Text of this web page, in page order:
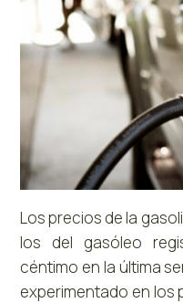
Los precios de la
los del gasóleo
céntimo en la última
experimentado en los